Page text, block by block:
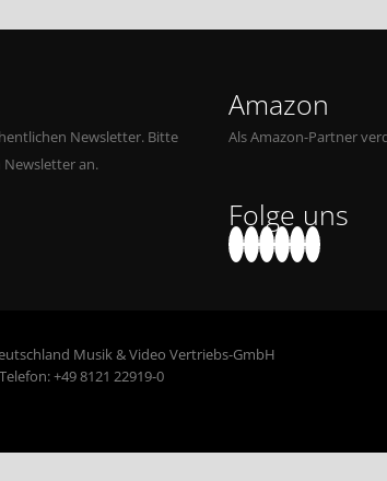
Newsletter. Bitte
an.
Amazon
Als Amazon-Partner
Folge uns
Musik & Video Vertriebs-GmbH
+49 8121 22919-0